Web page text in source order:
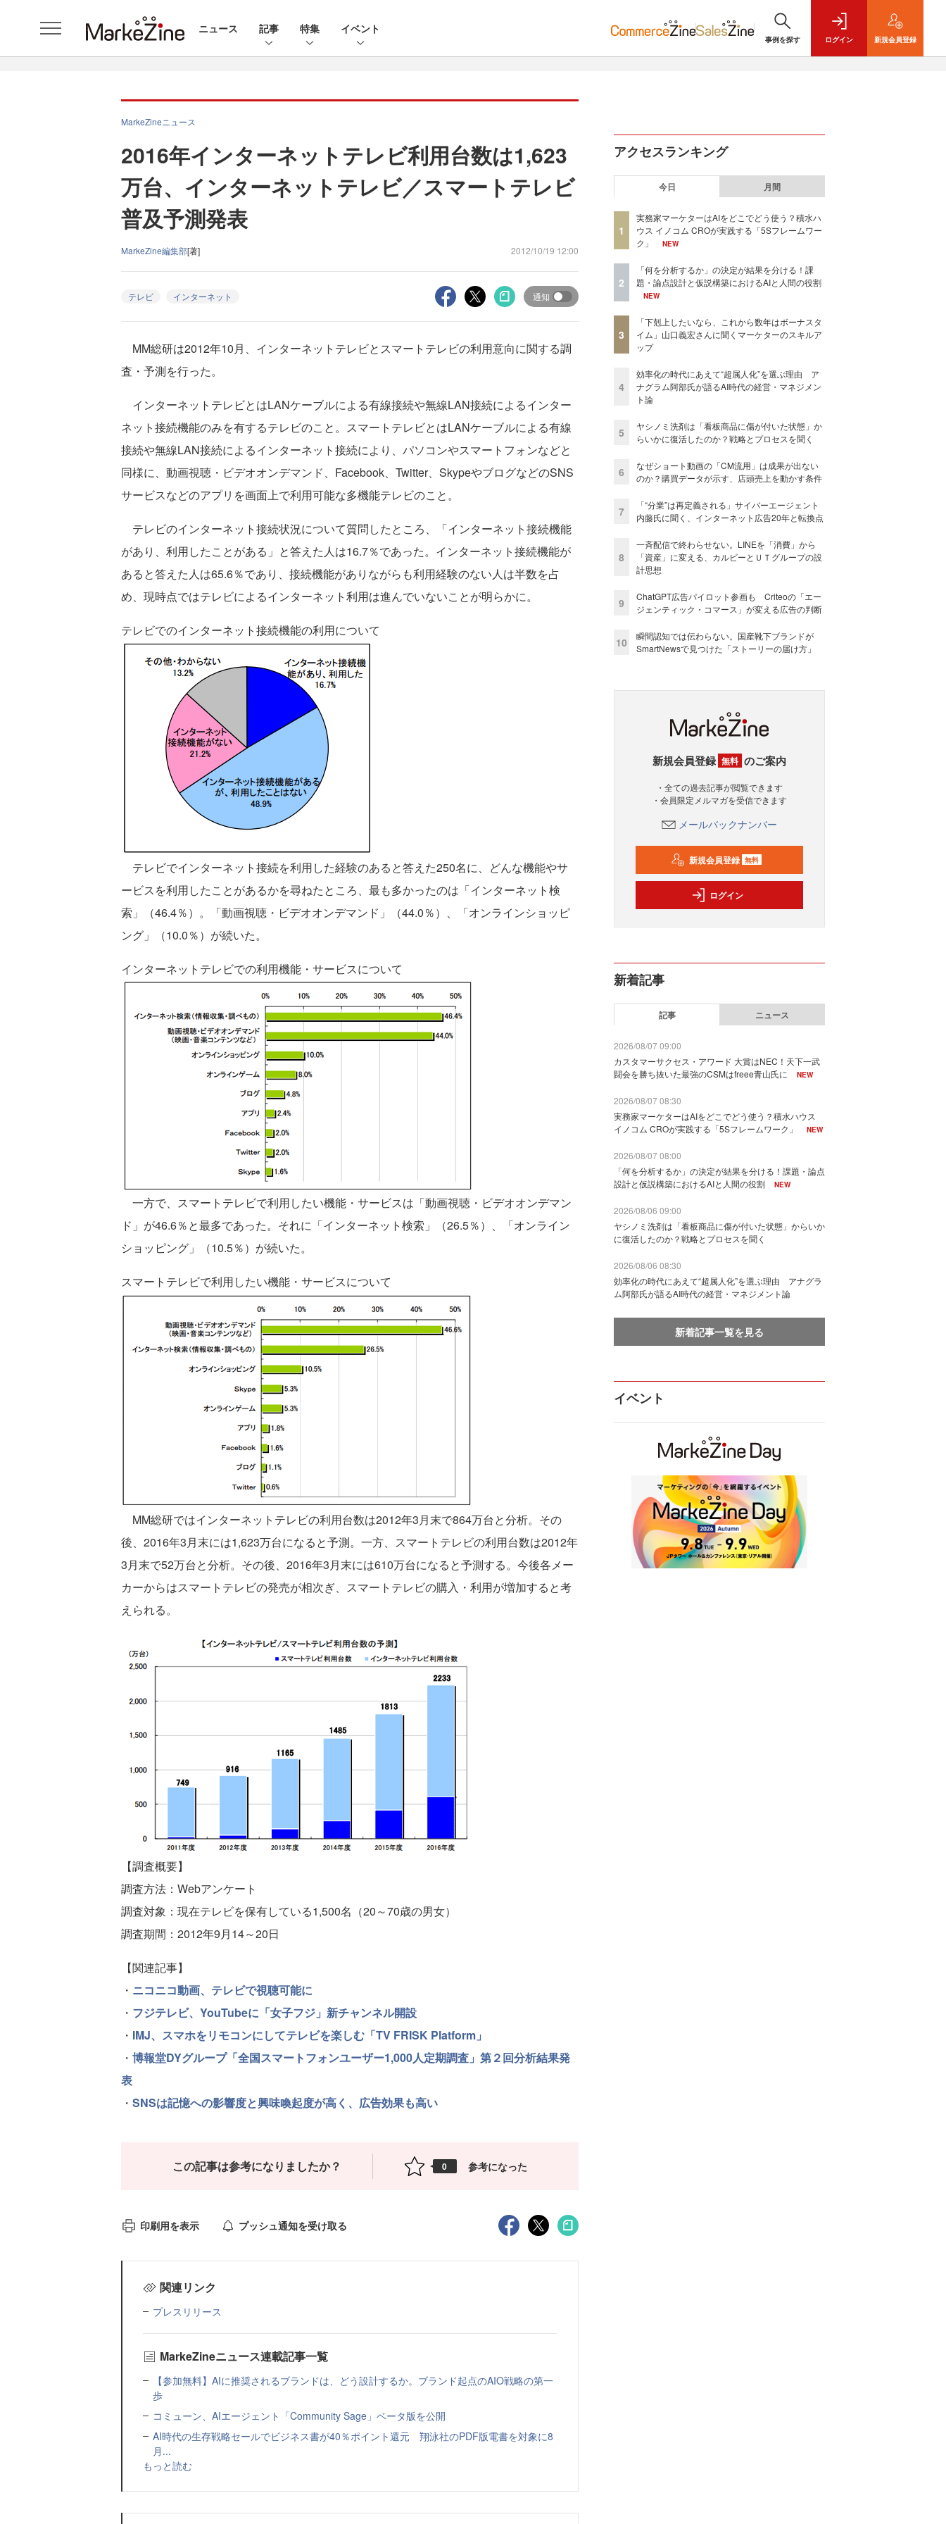
ニュース 記事 特集 イベント
事例を探す ログイン 新規会員登録
MarkeZineニュース
2016年インターネットテレビ利用台数は1,623
万台、インターネットテレビ／スマートテレビ
普及予測発表
MarkeZine編集部[著] 2012/10/19 12:00
テレビ インターネット 通知
MM総研は2012年10月、インターネットテレビとスマートテレビの利用意向に関する調
査・予測を行った。
インターネットテレビとはLANケーブルによる有線接続や無線LAN接続によるインター
ネット接続機能のみを有するテレビのこと。スマートテレビとはLANケーブルによる有線
接続や無線LAN接続によるインターネット接続により、パソコンやスマートフォンなどと
同様に、動画視聴・ビデオオンデマンド、Facebook、Twitter、SkypeやブログなどのSNS
サービスなどのアプリを画面上で利用可能な多機能テレビのこと。
テレビのインターネット接続状況について質問したところ、「インターネット接続機能
があり、利用したことがある」と答えた人は16.7％であった。インターネット接続機能が
あると答えた人は65.6％であり、接続機能がありながらも利用経験のない人は半数を占
め、現時点ではテレビによるインターネット利用は進んでいないことが明らかに。
テレビでのインターネット接続機能の利用について
テレビでインターネット接続を利用した経験のあると答えた250名に、どんな機能やサ
ービスを利用したことがあるかを尋ねたところ、最も多かったのは「インターネット検
索」（46.4％）。「動画視聴・ビデオオンデマンド」（44.0％）、「オンラインショッピ
ング」（10.0％）が続いた。
インターネットテレビでの利用機能・サービスについて
一方で、スマートテレビで利用したい機能・サービスは「動画視聴・ビデオオンデマン
ド」が46.6％と最多であった。それに「インターネット検索」（26.5％）、「オンライン
ショッピング」（10.5％）が続いた。
スマートテレビで利用したい機能・サービスについて
MM総研ではインターネットテレビの利用台数は2012年3月末で864万台と分析。その
後、2016年3月末には1,623万台になると予測。一方、スマートテレビの利用台数は2012年
3月末で52万台と分析。その後、2016年3月末には610万台になると予測する。今後各メー
カーからはスマートテレビの発売が相次ぎ、スマートテレビの購入・利用が増加すると考
えられる。
【調査概要】
調査方法：Webアンケート
調査対象：現在テレビを保有している1,500名（20～70歳の男女）
調査期間：2012年9月14～20日
【関連記事】
・ ニコニコ動画、テレビで視聴可能に
・ フジテレビ、YouTubeに「女子フジ」新チャンネル開設
・ IMJ、スマホをリモコンにしてテレビを楽しむ「TV FRISK Platform」
・ 博報堂DYグループ「全国スマートフォンユーザー1,000人定期調査」第２回分析結果発
表
・ SNSは記憶への影響度と興味喚起度が高く、広告効果も高い
この記事は参考になりましたか？ 0 参考になった
印刷用を表示 プッシュ通知を受け取る
関連リンク
プレスリリース
MarkeZineニュース連載記事一覧
【参加無料】AIに推奨されるブランドは、どう設計するか。ブランド起点のAIO戦略の第一
歩
コミューン、AIエージェント「Community Sage」ベータ版を公開
AI時代の生存戦略セールでビジネス書が40％ポイント還元 翔泳社のPDF版電書を対象に8
月...
もっと読む
アクセスランキング
今日 月間
1
実務家マーケターはAIをどこでどう使う？積水ハ
ウス イノコム CROが実践する「5Sフレームワー
ク」
NEW
2
「何を分析するか」の決定が結果を分ける！課
題・論点設計と仮説構築におけるAIと人間の役割
NEW
3
「下剋上したいなら、これから数年はボーナスタ
イム」山口義宏さんに聞くマーケターのスキルア
ップ
4
効率化の時代にあえて“超属人化”を選ぶ理由 ア
ナグラム阿部氏が語るAI時代の経営・マネジメン
ト論
5
ヤシノミ洗剤は「看板商品に傷が付いた状態」か
らいかに復活したのか？戦略とプロセスを聞く
6
なぜショート動画の「CM流用」は成果が出ない
のか？購買データが示す、店頭売上を動かす条件
7
「“分業”は再定義される」サイバーエージェント
内藤氏に聞く、インターネット広告20年と転換点
8
一斉配信で終わらせない。LINEを「消費」から
「資産」に変える、カルビーとＵＴグループの設
計思想
9
ChatGPT広告パイロット参画も Criteoの「エー
ジェンティック・コマース」が変える広告の判断
10
瞬間認知では伝わらない。国産靴下ブランドが
SmartNewsで見つけた「ストーリーの届け方」
新規会員登録 無料 のご案内
・全ての過去記事が閲覧できます
・会員限定メルマガを受信できます
メールバックナンバー
新規会員登録 無料
ログイン
新着記事
記事 ニュース
2026/08/07 09:00
カスタマーサクセス・アワード 大賞はNEC！天下一武
闘会を勝ち抜いた最強のCSMはfreee青山氏に
NEW
2026/08/07 08:30
実務家マーケターはAIをどこでどう使う？積水ハウス
イノコム CROが実践する「5Sフレームワーク」
NEW
2026/08/07 08:00
「何を分析するか」の決定が結果を分ける！課題・論点
設計と仮説構築におけるAIと人間の役割
NEW
2026/08/06 09:00
ヤシノミ洗剤は「看板商品に傷が付いた状態」からいか
に復活したのか？戦略とプロセスを聞く
2026/08/06 08:30
効率化の時代にあえて“超属人化”を選ぶ理由 アナグラ
ム阿部氏が語るAI時代の経営・マネジメント論
新着記事一覧を見る
イベント